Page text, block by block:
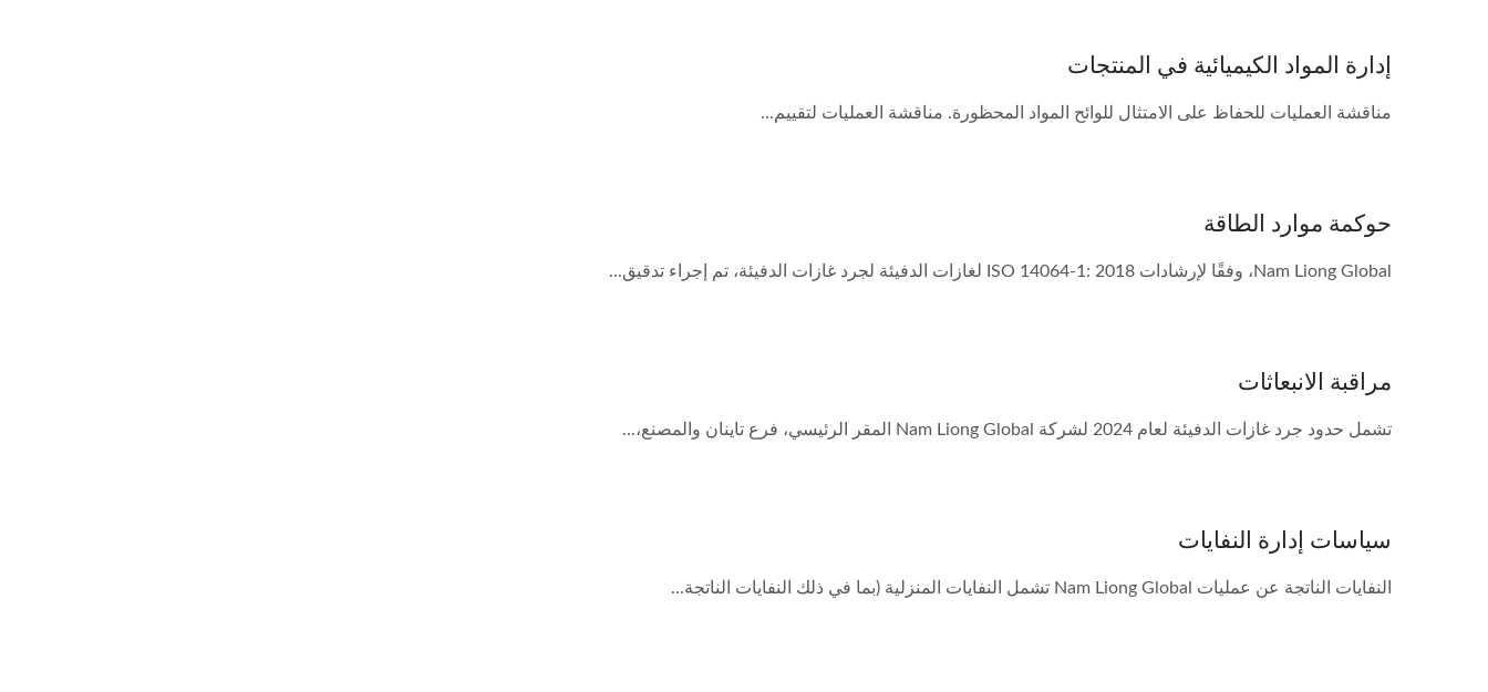
إدارة المواد الكيميائية في المنتجات
مناقشة العمليات للحفاظ على الامتثال للوائح المواد المحظورة. مناقشة العمليات لتقييم...
حوكمة موارد الطاقة
Nam Liong Global، وفقًا لإرشادات ISO 14064-1: 2018 لغازات الدفيئة لجرد غازات الدفيئة، تم إجراء تدقيق...
مراقبة الانبعاثات
تشمل حدود جرد غازات الدفيئة لعام 2024 لشركة Nam Liong Global المقر الرئيسي، فرع تاينان والمصنع،...
سياسات إدارة النفايات
النفايات الناتجة عن عمليات Nam Liong Global تشمل النفايات المنزلية (بما في ذلك النفايات الناتجة...